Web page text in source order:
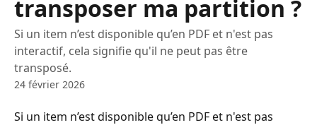
transposer ma partition ?
Si un item n’est disponible qu’en PDF et n'est pas
interactif, cela signifie qu'il ne peut pas être
transposé.
24 février 2026
Si un item n’est disponible qu’en PDF et n'est pas